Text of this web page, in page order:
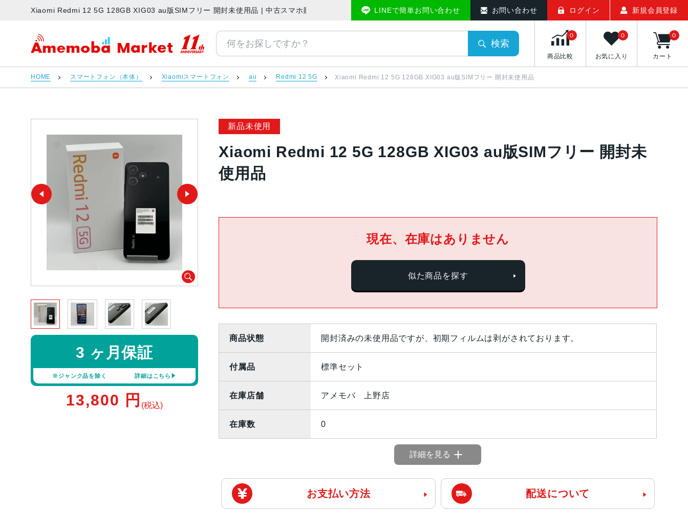
Xiaomi Redmi 12 5G 128GB XIG03 au版SIMフリー 開封未使用品 | 中古スマホ販売のアメモバマーケットLINEで簡単お問い合わせ お問い合わせ ログイン 新規会員登録
アメモバマーケット
検索
商品比較
0
お気に入り
0
カート
0
HOME スマートフォン（本体） Xiaomiスマートフォン au Redmi 12 5G Xiaomi Redmi 12 5G 128GB XIG03 au版SIMフリー 開封未使用品
新品未使用
Xiaomi Redmi 12 5G 128GB XIG03 au版SIMフリー 開封未
使用品
3 ヶ月保証
※ジャンク品を除く 詳細はこちら
13,800 円 (税込)
現在、在庫はありません
似た商品を探す
商品状態 開封済みの未使用品ですが、初期フィルムは剥がされております。
付属品 標準セット
在庫店舗 アメモバ 上野店
在庫数 0
詳細を見る
お支払い方法 配送について